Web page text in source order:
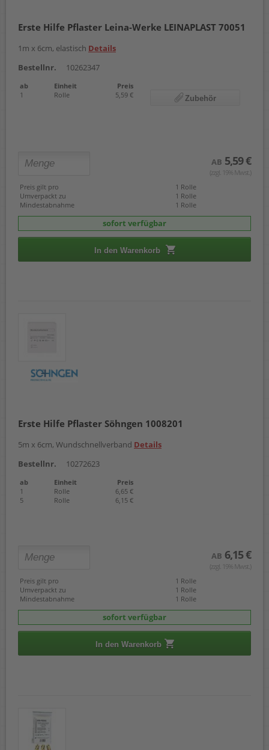
Erste Hilfe Pflaster Leina-Werke LEINAPLAST 70051
1m x 6cm, elastisch Details
Bestellnr.
10262347
ab Einheit
Preis
1
Rolle 5,59 € Zubehör
AB 5,59 €
(zzgl. 19% Mwst.)
Preis gilt pro
1 Rolle
Umverpackt zu
1 Rolle
Mindestabnahme
1 Rolle
sofort verfügbar
In den Warenkorb
Erste Hilfe Pflaster Söhngen 1008201
5m x 6cm, Wundschnellverband Details
Bestellnr.
10272623
ab Einheit
Preis
1
Rolle
6,65 €
5
Rolle 6,15 €
AB 6,15 €
(zzgl. 19% Mwst.)
Preis gilt pro
1 Rolle
Umverpackt zu
1 Rolle
Mindestabnahme
1 Rolle
sofort verfügbar
In den Warenkorb